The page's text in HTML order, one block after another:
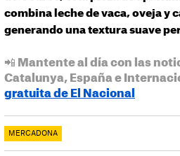
combina leche de vaca, oveja y
generando una textura suave
📲 Mantente al día con las
Catalunya, España e
gratuita de El Nacional
MERCADONA